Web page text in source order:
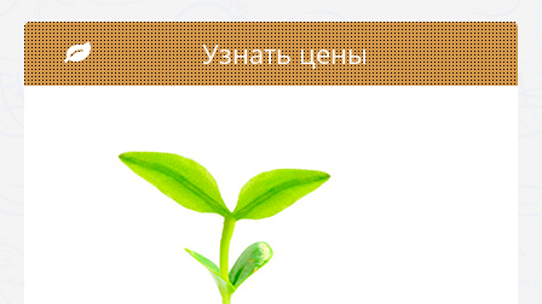
Узнать цены